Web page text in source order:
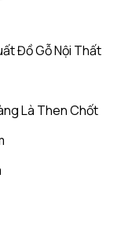
Đồ Gỗ Nội Thất
Là Then Chốt